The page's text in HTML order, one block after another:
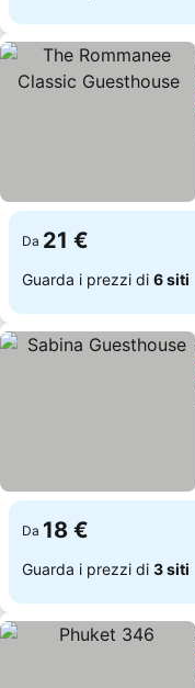
Da 21 €
Guarda i prezzi di 6 siti
Da 18 €
Guarda i prezzi di 3 siti